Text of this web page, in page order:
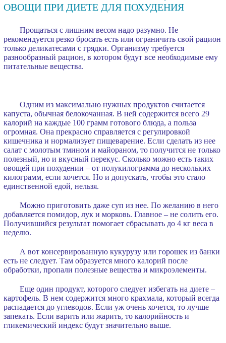
ОВОЩИ ПРИ ДИЕТЕ ДЛЯ ПОХУДЕНИЯ
Прощаться с лишним весом надо разумно. Не
рекомендуется резко бросать есть или ограничить свой рацион
только деликатесами с грядки. Организму требуется
разнообразный рацион, в котором будут все необходимые ему
питательные вещества.
Одним из максимально нужных продуктов считается
капуста, обычная белокочанная. В ней содержится всего 29
калорий на каждые 100 грамм готового блюда, а польза
огромная. Она прекрасно справляется с регулировкой
кишечника и нормализует пищеварение. Если сделать из нее
салат с молотым тмином и майораном, то получится не только
полезный, но и вкусный перекус. Сколько можно есть таких
овощей при похудении – от полукилограмма до нескольких
килограмм, если хочется. Но и допускать, чтобы это стало
единственной едой, нельзя.
Можно приготовить даже суп из нее. По желанию в него
добавляется помидор, лук и морковь. Главное – не солить его.
Получившийся результат помогает сбрасывать до 4 кг веса в
неделю.
А вот консервированную кукурузу или горошек из банки
есть не следует. Там образуется много калорий после
обработки, пропали полезные вещества и микроэлементы.
Еще один продукт, которого следует избегать на диете –
картофель. В нем содержится много крахмала, который всегда
распадается до углеводов. Если уж очень хочется, то лучше
запекать. Если варить или жарить, то калорийность и
гликемический индекс будут значительно выше.